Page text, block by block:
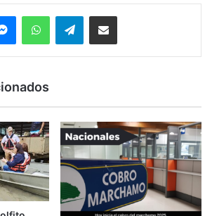
MessengerWhatsAppTelegramCompartir por correo electrónico